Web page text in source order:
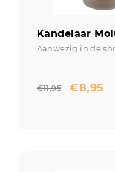
Kandelaar
Aanwezig in de
€11,95 €8,95